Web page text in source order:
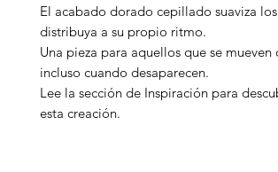
El acabado dorado cepillado suaviza
distribuya a su propio ritmo.
Una pieza para aquellos que se
incluso cuando desaparecen.
Lee la sección de Inspiración para
esta creación.